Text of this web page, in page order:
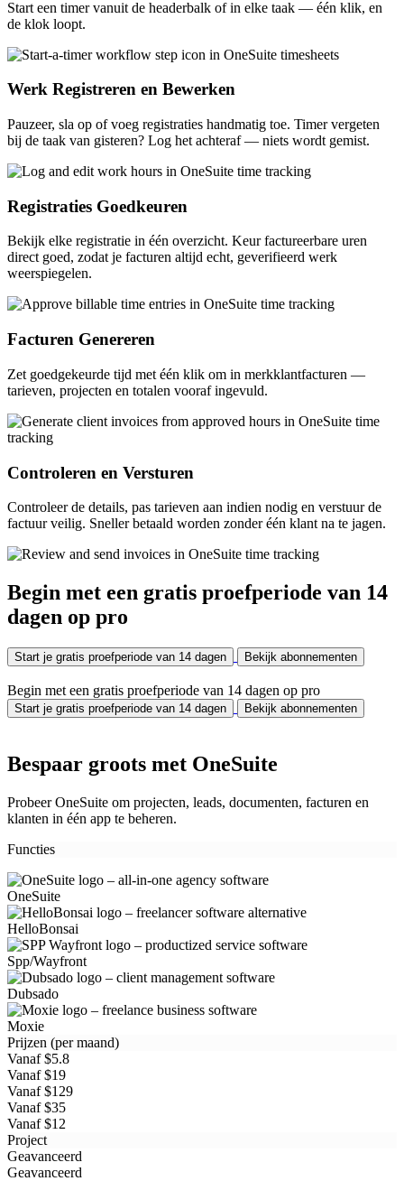
Start een timer vanuit de headerbalk of in elke taak — één klik, en
de klok loopt.
Werk Registreren en Bewerken
Pauzeer, sla op of voeg registraties handmatig toe. Timer vergeten
bij de taak van gisteren? Log het achteraf — niets wordt gemist.
Registraties Goedkeuren
Bekijk elke registratie in één overzicht. Keur factureerbare uren
direct goed, zodat je facturen altijd echt, geverifieerd werk
weerspiegelen.
Facturen Genereren
Zet goedgekeurde tijd met één klik om in merkklantfacturen —
tarieven, projecten en totalen vooraf ingevuld.
Controleren en Versturen
Controleer de details, pas tarieven aan indien nodig en verstuur de
factuur veilig. Sneller betaald worden zonder één klant na te jagen.
Begin met een gratis proefperiode van 14
dagen op pro
Start je gratis proefperiode van 14 dagen Bekijk abonnementen
Begin met een gratis proefperiode van 14 dagen op pro
Start je gratis proefperiode van 14 dagen Bekijk abonnementen
Bespaar groots met OneSuite
Probeer OneSuite om projecten, leads, documenten, facturen en
klanten in één app te beheren.
Functies
OneSuite
HelloBonsai
Spp/Wayfront
Dubsado
Moxie
Prijzen (per maand)
Vanaf $5.8
Vanaf $19
Vanaf $129
Vanaf $35
Vanaf $12
Project
Geavanceerd
Geavanceerd